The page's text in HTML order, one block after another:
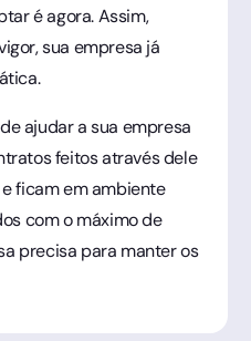
é agora. Assim,
sua empresa já
ajudar a sua empresa
feitos através dele
ficam em ambiente
com o máximo de
precisa para manter os